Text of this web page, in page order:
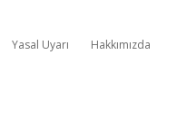
Yasal Uyarı Hakkımızda